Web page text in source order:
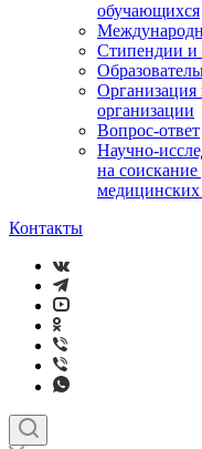
обучающихся
Стипендии и
Организация
организации
Вопрос-ответ
Научно-
на
медицинских
Контакты